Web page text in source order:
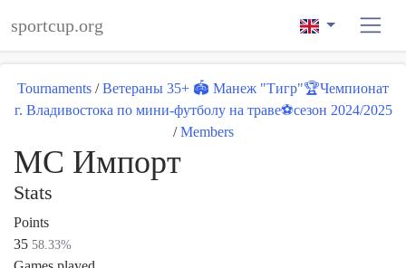
sportcup.org
Tournaments / Ветераны 35+ 🏟 Манеж "Тигр"🏆Чемпионат
г. Владивостока по мини-футболу на траве⚽️сезон 2024/2025
/ Members
МС Импорт
Stats
Points
35 58.33%